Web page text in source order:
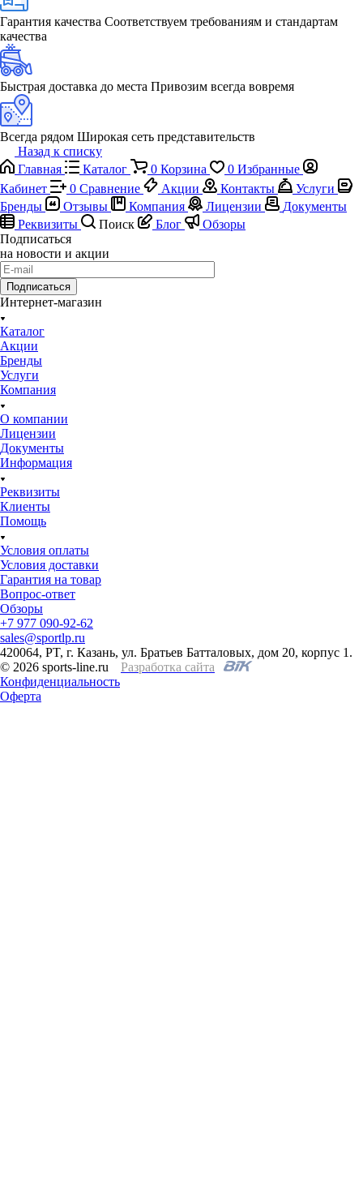
Гарантия качества Соответствуем требованиям и стандартам
качества
Быстрая доставка до места Привозим всегда вовремя
Всегда рядом Широкая сеть представительств
Назад к списку
Главная
Каталог 0 Корзина 0 Избранные
Кабинет
0 Сравнение Акции Контакты
Услуги
Бренды
Отзывы Компания Лицензии
Документы
Реквизиты
Поиск Блог
Обзоры
Подписаться
на новости и акции
Подписаться
Интернет-магазин
Каталог
Акции
Бренды
Услуги
Компания
О компании
Лицензии
Документы
Информация
Реквизиты
Клиенты
Помощь
Условия оплаты
Условия доставки
Гарантия на товар
Вопрос-ответ
Обзоры
+7 977 090-92-62
sales@sportlp.ru
420064, PT, г. Казань, ул. Братьев Батталовых, дом 20, корпус 1.
© 2026 sports-line.ru
Разработка сайта
Конфиденциальность
Оферта